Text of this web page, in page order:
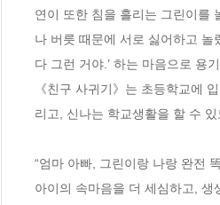
연이 또한 침을 흘리는 그린이를
나 버릇 때문에 서로 싫어하고 놀
다 그런 거야.’ 하는 마음으로 용
《친구 사귀기》는 초등학교에
리고, 신나는 학교생활을 할 수
“엄마 아빠, 그린이랑 나랑 완전
아이의 속마음을 더 세심하고,